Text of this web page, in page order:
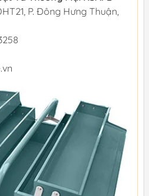
P. Đông Hưng Thuận,